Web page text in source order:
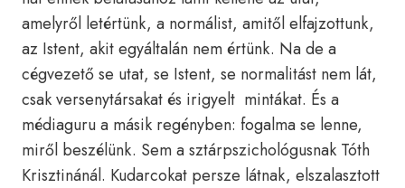
amelyről letértünk, a normálist, amitől elfajzottunk,
az Istent, akit egyáltalán nem értünk. Na de a
cégvezető se utat, se Istent, se normalitást nem lát,
csak versenytársakat és irigyelt mintákat. És a
médiaguru a másik regényben: fogalma se lenne,
miről beszélünk. Sem a sztárpszichológusnak Tóth
Krisztinánál. Kudarcokat persze látnak, elszalasztott